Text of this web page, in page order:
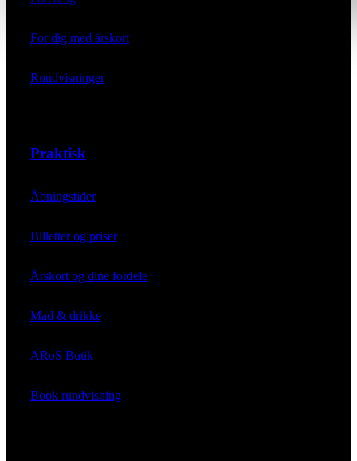
For dig med årskort
Rundvisninger
Praktisk
Åbningstider
Billetter og priser
Årskort og dine fordele
Mad & drikke
ARoS Butik
Book rundvisning